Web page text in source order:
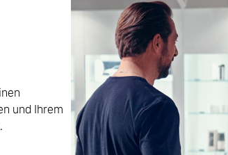
und Ihrem